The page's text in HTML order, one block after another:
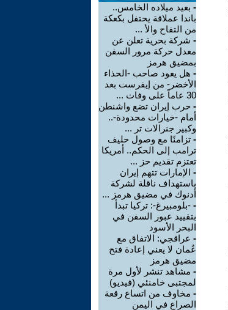
- بعيد ميلاده الخامس..
باندا عملاقة يحتفل بكعكة
من التفاح والأ ...
- شركة بحرية تعلن عن
معدل حركة مرور السفن
بمضيق هرمز
- هل يعود صاحب -الحذاء
الأخضر- من إيفرست بعد
30 عاماً على وفات ...
- حرب إيران تضع واشنطن
أمام -خيارات محدودة-..
وكبير جنرالات تر ...
- تزامنًا مع وصول حليف
ترامب إلى الحكم.. أمريكا
تعتزم تقديم حز ...
- الإمارات تتهم إيران
باستهداف ناقلة لشركة
أدنوك في مضيق هرمز ...
- -بلومبيرغ-: تركيا تبدأ
بتقييد عبور السفن في
البحر الأسود
- عراقجي: الاتفاق مع
عُمان لا يعني إعادة فتح
مضيق هرمز
- مشاهد تنشر لأول مرة
لمجتبى خامنئي (فيديو)
- مخاوف من اتساع رقعة
الصراع في اليمن